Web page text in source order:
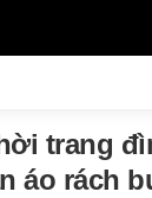
trang
áo rách